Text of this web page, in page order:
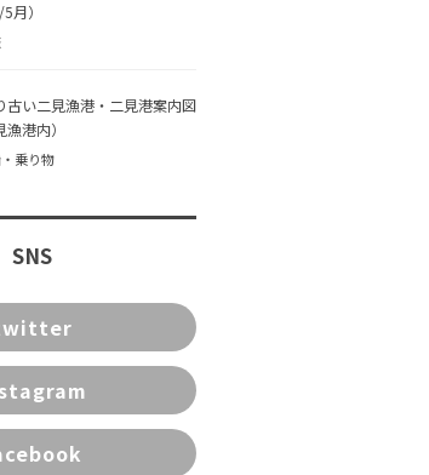
5月）
古い二見漁港・二見港案内図
漁港内）
乗り物
SNS